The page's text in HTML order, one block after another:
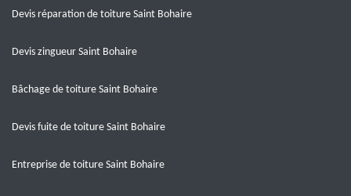
Devis réparation de toiture Saint Bohaire
Devis zingueur Saint Bohaire
Bâchage de toiture Saint Bohaire
Devis fuite de toiture Saint Bohaire
Entreprise de toiture Saint Bohaire